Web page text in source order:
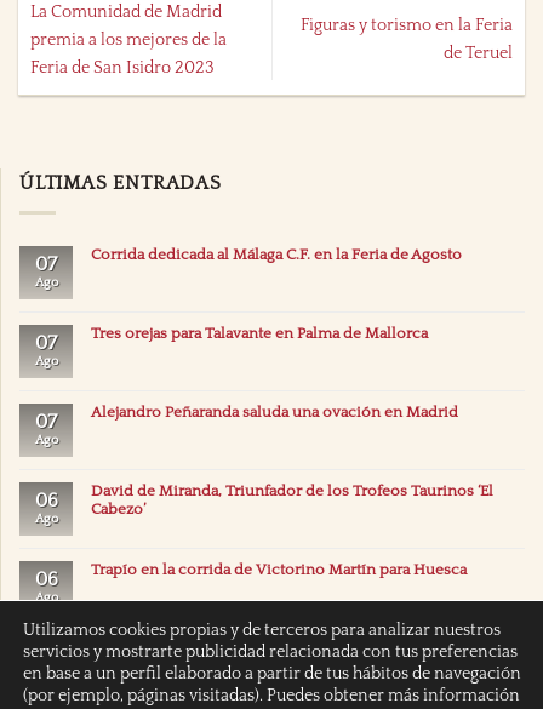
La Comunidad de Madrid
premia a los mejores de la
Feria de San Isidro 2023
Figuras y torismo en la Feria
de Teruel
ÚLTIMAS ENTRADAS
07
Ago
Corrida dedicada al Málaga C.F. en la Feria de Agosto
07
Ago
Tres orejas para Talavante en Palma de Mallorca
07
Ago
Alejandro Peñaranda saluda una ovación en Madrid
06
Ago
David de Miranda, Triunfador de los Trofeos Taurinos ‘El
Cabezo’
06
Ago
Trapío en la corrida de Victorino Martín para Huesca
Utilizamos cookies propias y de terceros para analizar nuestros
servicios y mostrarte publicidad relacionada con tus preferencias
en base a un perfil elaborado a partir de tus hábitos de navegación
(por ejemplo, páginas visitadas). Puedes obtener más información